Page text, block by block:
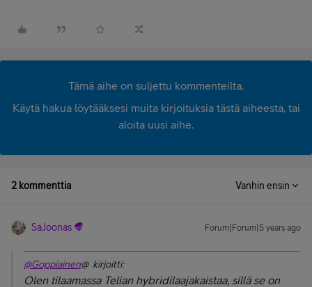
Tämä aihe on suljettu kommenteilta.
Käytä hakua löytääksesi muita kirjoituksia tästä aiheesta, tai
aloita uusi aihe.
2 kommenttia Vanhin ensin
SaJoonas Forum|Forum|5 years ago
@Goppiainen@ kirjoitti:
Olen tilaamassa Telian hybridilaajakaistaa, sillä se on